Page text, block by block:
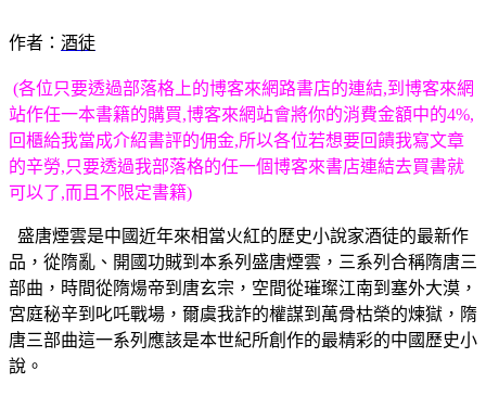
作者： 酒徒
(各位只要透過部落格上的博客來網路書店的連結,到博客來網
站作任一本書籍的購買,博客來網站會將你的消費金額中的4%,
回櫃給我當成介紹書評的佣金,所以各位若想要回饋我寫文章
的辛勞,只要透過我部落格的任一個博客來書店連結去買書就
可以了,而且不限定書籍)
盛唐煙雲是中國近年來相當火紅的歷史小說家酒徒的最新作
品，從隋亂、開國功賊到本系列盛唐煙雲，三系列合稱隋唐三
部曲，時間從隋煬帝到唐玄宗，空間從璀璨江南到塞外大漠，
宮庭秘辛到叱吒戰場，爾虞我詐的權謀到萬骨枯榮的煉獄，隋
唐三部曲這一系列應該是本世紀所創作的最精彩的中國歷史小
說。